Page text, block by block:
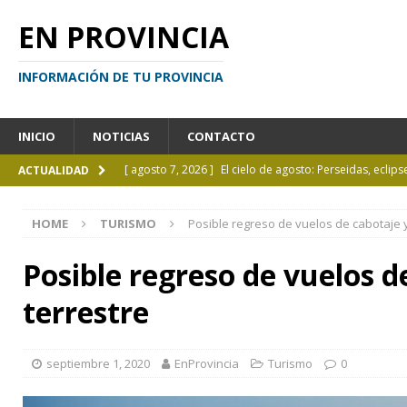
EN PROVINCIA
INFORMACIÓN DE TU PROVINCIA
INICIO NOTICIAS CONTACTO
ACTUALIDAD [ agosto 7, 2026 ] El cielo de agosto: Perseidas,
[ agosto 6, 2026 ] Calendario de eventos turísticos en
La UCALP incorpora la
[ agosto 7, 2026 ]
Inhabilitado por realizar
HOME TURISMO Posible regreso de vuelos de
Posible regreso de vuelos
terrestre
septiembre 1, 2020 EnProvincia Turismo 0